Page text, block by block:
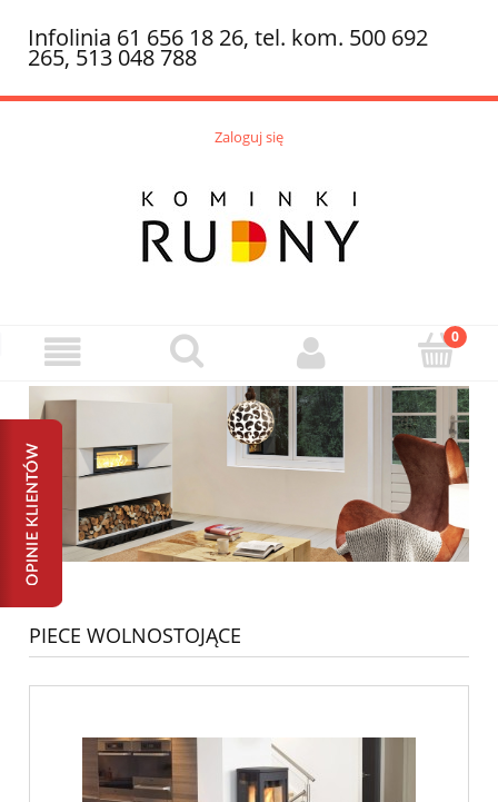
Infolinia 61 656 18 26, tel. kom. 500 692
265, 513 048 788
Zaloguj się
PIECE WOLNOSTOJĄCE